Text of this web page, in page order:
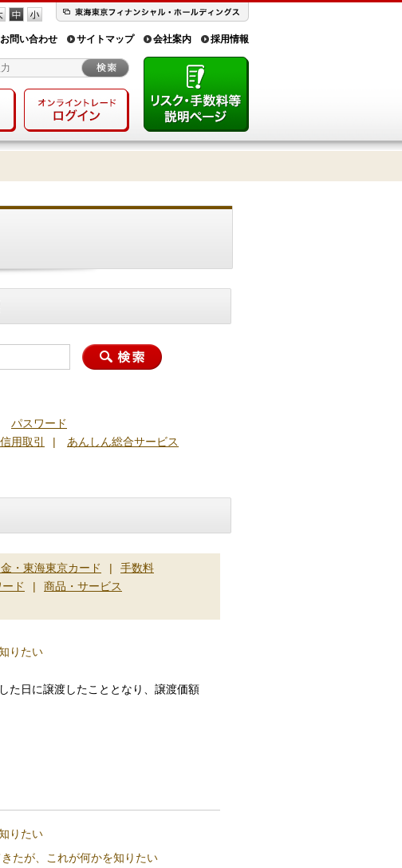
お問い合わせ サイトマップ 会社案内 採用情報
パスワード
用取引 |
あんしん総合サービス
金・東海東京カード |
手数料
ド |
商品・サービス
りたい
た日に譲渡したこととなり、譲渡価額
りたい
たが、これが何かを知りたい